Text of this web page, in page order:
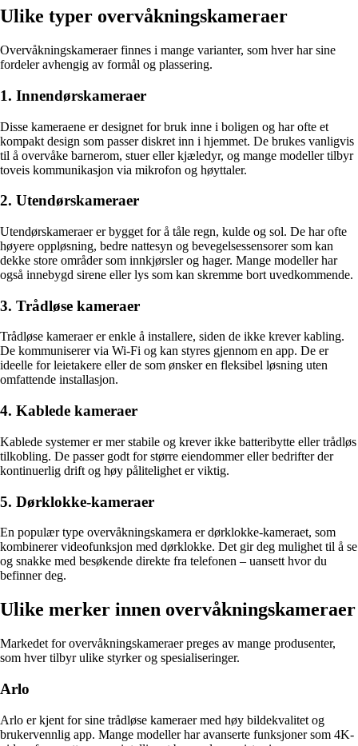
Ulike typer overvåkningskameraer
Overvåkningskameraer finnes i mange varianter, som hver har sine
fordeler avhengig av formål og plassering.
1. Innendørskameraer
Disse kameraene er designet for bruk inne i boligen og har ofte et
kompakt design som passer diskret inn i hjemmet. De brukes vanligvis
til å overvåke barnerom, stuer eller kjæledyr, og mange modeller tilbyr
toveis kommunikasjon via mikrofon og høyttaler.
2. Utendørskameraer
Utendørskameraer er bygget for å tåle regn, kulde og sol. De har ofte
høyere oppløsning, bedre nattesyn og bevegelsessensorer som kan
dekke store områder som innkjørsler og hager. Mange modeller har
også innebygd sirene eller lys som kan skremme bort uvedkommende.
3. Trådløse kameraer
Trådløse kameraer er enkle å installere, siden de ikke krever kabling.
De kommuniserer via Wi-Fi og kan styres gjennom en app. De er
ideelle for leietakere eller de som ønsker en fleksibel løsning uten
omfattende installasjon.
4. Kablede kameraer
Kablede systemer er mer stabile og krever ikke batteribytte eller trådløs
tilkobling. De passer godt for større eiendommer eller bedrifter der
kontinuerlig drift og høy pålitelighet er viktig.
5. Dørklokke-kameraer
En populær type overvåkningskamera er dørklokke-kameraet, som
kombinerer videofunksjon med dørklokke. Det gir deg mulighet til å se
og snakke med besøkende direkte fra telefonen – uansett hvor du
befinner deg.
Ulike merker innen overvåkningskameraer
Markedet for overvåkningskameraer preges av mange produsenter,
som hver tilbyr ulike styrker og spesialiseringer.
Arlo
Arlo er kjent for sine trådløse kameraer med høy bildekvalitet og
brukervennlig app. Mange modeller har avanserte funksjoner som 4K-